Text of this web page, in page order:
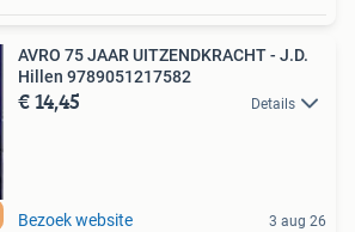
AVRO 75 JAAR UITZENDKRACHT - J.D.
Hillen 9789051217582
€ 14,45 Details
Bezoek website 3 aug 26